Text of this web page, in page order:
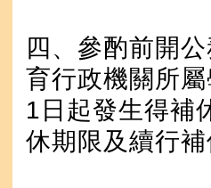
四、參酌前開
育行政機關所
1日起發生得補
休期限及續行